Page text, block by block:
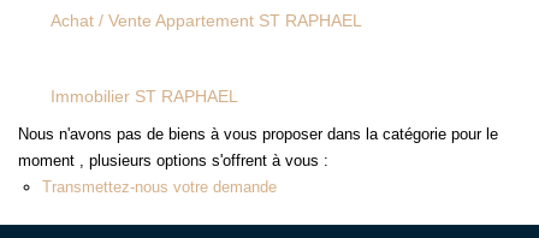
MON COMPTE
Achat / Vente Appartement ST RAPHAEL
Immobilier ST RAPHAEL
Nous n'avons pas de biens à vous proposer dans la catégorie pour le
moment , plusieurs options s'offrent à vous :
Transmettez-nous votre demande